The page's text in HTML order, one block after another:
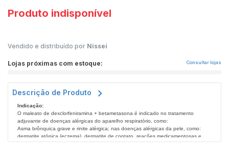
Produto indisponível
Vendido e distribuído por Nissei
Lojas próximas com estoque: Consultar lojas
Descrição de Produto
Indicação:
O maleato de dexclorfeniramina + betametasona é indicado no tratamento
adjuvante de doenças alérgicas do aparelho respiratório, como:
Asma brônquica grave e rinite alérgica; nas doenças alérgicas da pele, como:
dermatite atópica (eczema), dermatite de contato, reações medicamentosas e